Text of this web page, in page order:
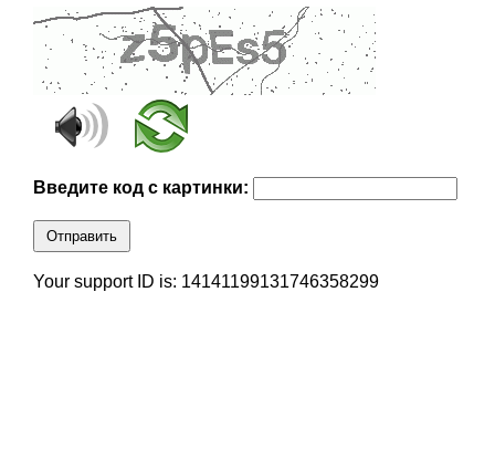
Введите код с картинки:
Отправить
Your support ID is: 14141199131746358299